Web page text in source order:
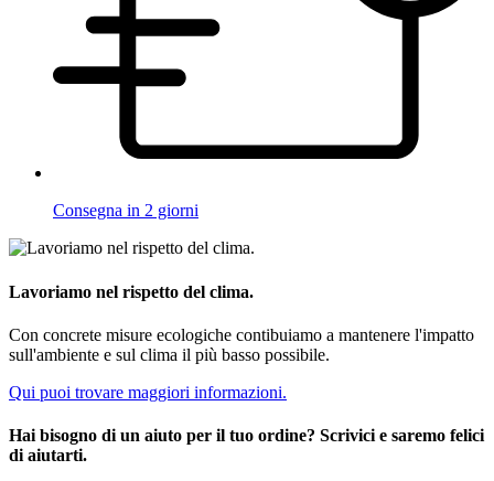
Consegna in 2 giorni
Lavoriamo nel rispetto del clima.
Con concrete misure ecologiche contibuiamo a mantenere l'impatto
sull'ambiente e sul clima il più basso possibile.
Qui puoi trovare maggiori informazioni.
Hai bisogno di un aiuto per il tuo ordine? Scrivici e saremo felici
di aiutarti.